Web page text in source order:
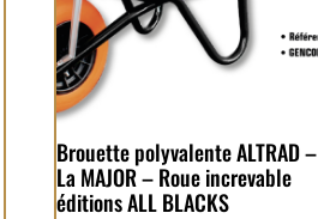
Brouette polyvalente ALTRAD –
La MAJOR – Roue increvable
éditions ALL BLACKS